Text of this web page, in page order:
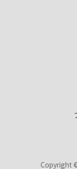
Copyright